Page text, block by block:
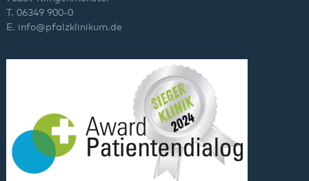
T. 06349 900-0
E. info@pfalzklinikum.de